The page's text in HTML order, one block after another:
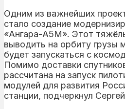
Одним из важнейших
стало создание
«Ангара-А5М». Этот
выводить на орбиту грузы
будет запускаться с
Помимо доставки
рассчитана на запуск
модулей для развития
станции, подчеркнул